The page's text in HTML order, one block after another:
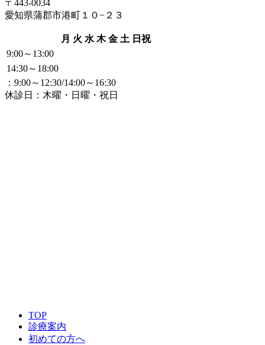
〒443-0034
愛知県蒲郡市港町１０−２３
月 火 水 木 金 土 日祝
9:00～13:00
14:30～18:00
：9:00～12:30/14:00～16:30
休診日：木曜・日曜・祝日
TOP
診療案内
初めての方へ